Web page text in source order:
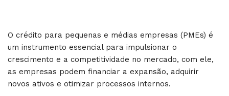
O crédito para pequenas e médias empresas (PMEs) é
um instrumento essencial para impulsionar o
crescimento e a competitividade no mercado, com ele,
as empresas podem financiar a expansão, adquirir
novos ativos e otimizar processos internos.